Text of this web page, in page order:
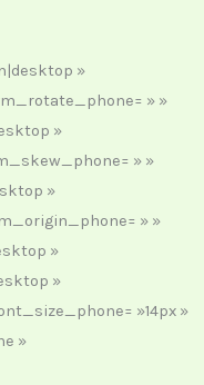
»
» »
»
» »
»
» »
»
»
»14px »
»